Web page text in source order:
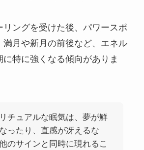
リングを受けた後、パワースポ
満月や新月の前後など、エネル
特に強くなる傾向がありま
チュアルな眠気は、夢が鮮
ったり、直感が冴えるな
のサインと同時に現れるこ